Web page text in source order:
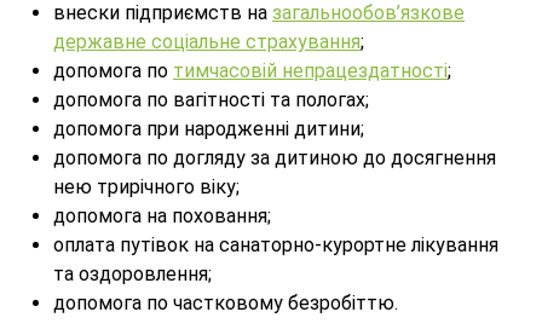
внески підприємств на загальнообов’язкове
державне соціальне страхування;
допомога по тимчасовій непрацездатності;
допомога по вагітності та пологах;
допомога при народженні дитини;
допомога по догляду за дитиною до досягнення
нею трирічного віку;
допомога на поховання;
оплата путівок на санаторно-курортне лікування
та оздоровлення;
допомога по частковому безробіттю.